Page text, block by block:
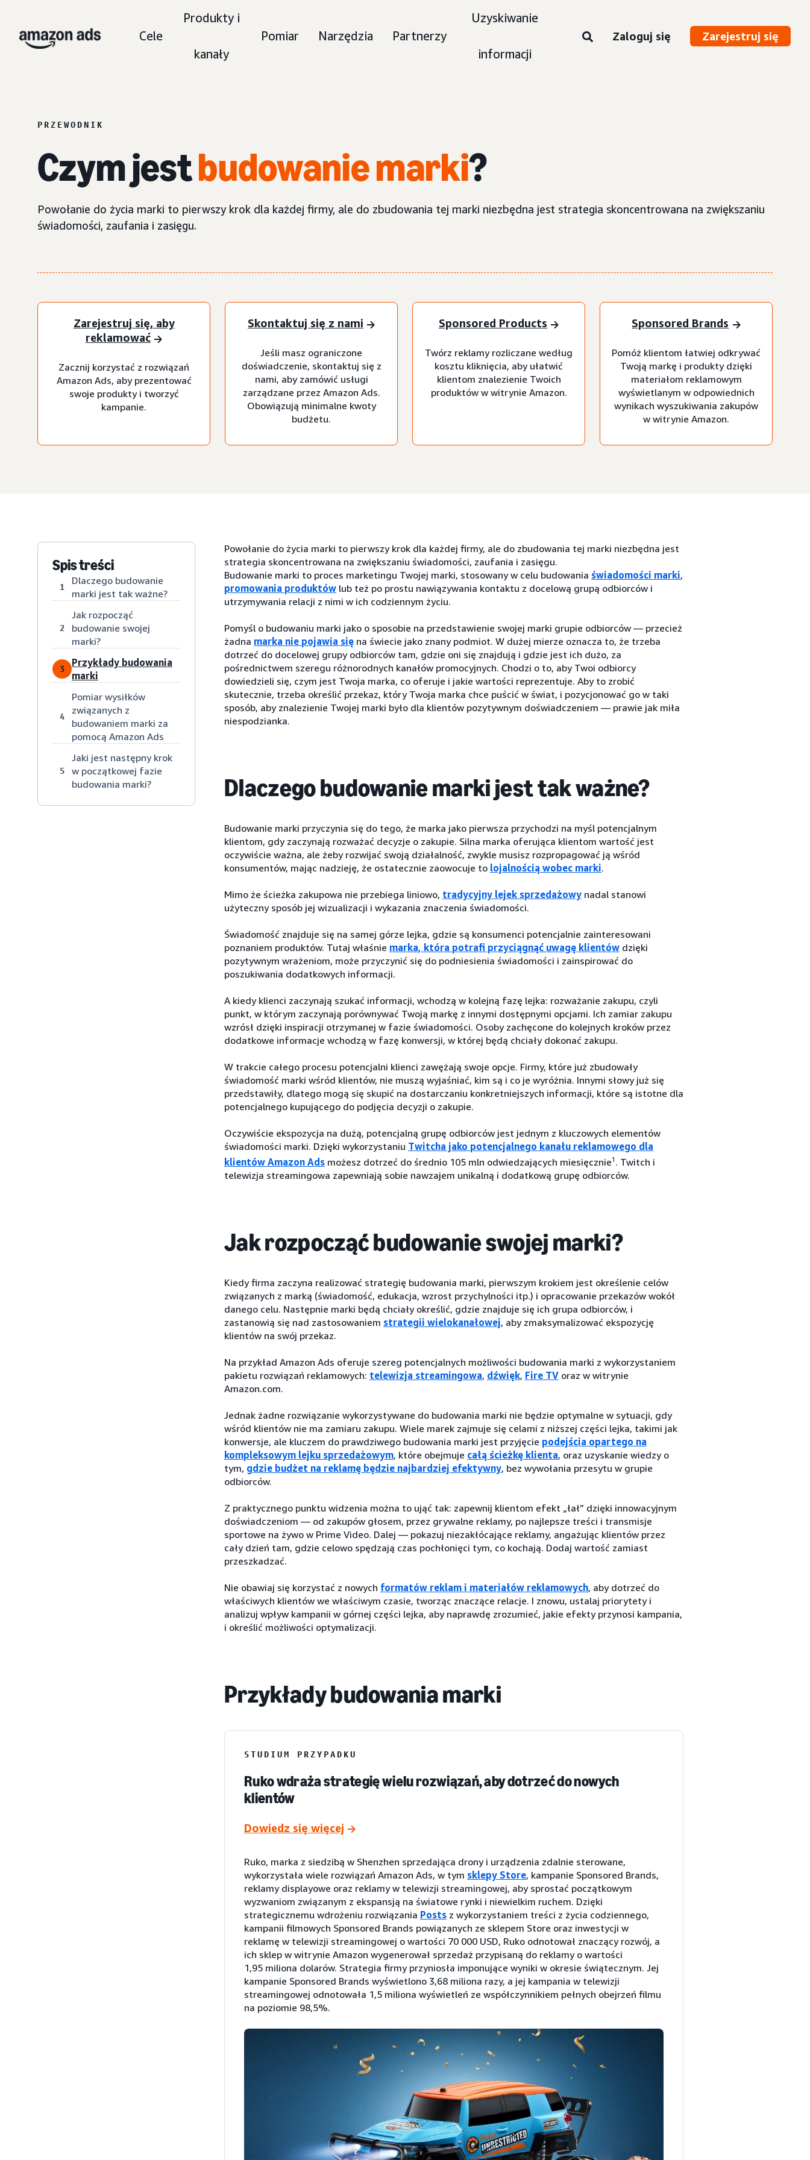
Cele
Produkty i
kanały
Pomiar Narzędzia Partnerzy
Uzyskiwanie
informacji
Zaloguj się Zarejestruj się
PRZEWODNIK
Czym jestbudowanie marki?
Powołanie do życia marki to pierwszy krok dla każdej firmy, ale do zbudowania tej marki niezbędna jest strategia skoncentrowana na zwiększaniu
świadomości, zaufania i zasięgu.
Zarejestruj się, aby
reklamować
Zacznij korzystać z rozwiązań
Amazon Ads, aby prezentować
swoje produkty i tworzyć
kampanie.
Skontaktuj się z nami
Jeśli masz ograniczone
doświadczenie, skontaktuj się z
nami, aby zamówić usługi
zarządzane przez Amazon Ads.
Obowiązują minimalne kwoty
budżetu.
Sponsored Products
Twórz reklamy rozliczane według
kosztu kliknięcia, aby ułatwić
klientom znalezienie Twoich
produktów w witrynie Amazon.
Sponsored Brands
Pomóż klientom łatwiej odkrywać
Twoją markę i produkty dzięki
materiałom reklamowym
wyświetlanym w odpowiednich
wynikach wyszukiwania zakupów
w witrynie Amazon.
Spis treści
1
Dlaczego budowanie
marki jest tak ważne?
2
Jak rozpocząć
budowanie swojej
marki?
3
Przykłady budowania
marki
4
Pomiar wysiłków
związanych z
budowaniem marki za
pomocą Amazon Ads
5
Jaki jest następny krok
w początkowej fazie
budowania marki?
Powołanie do życia marki to pierwszy krok dla każdej firmy, ale do zbudowania tej marki niezbędna jest
strategia skoncentrowana na zwiększaniu świadomości, zaufania i zasięgu.
Budowanie marki to proces marketingu Twojej marki, stosowany w celu budowania świadomości marki,
promowania produktów lub też po prostu nawiązywania kontaktu z docelową grupą odbiorców i
utrzymywania relacji z nimi w ich codziennym życiu.
Pomyśl o budowaniu marki jako o sposobie na przedstawienie swojej marki grupie odbiorców — przecież
żadna marka nie pojawia się na świecie jako znany podmiot. W dużej mierze oznacza to, że trzeba
dotrzeć do docelowej grupy odbiorców tam, gdzie oni się znajdują i gdzie jest ich dużo, za
pośrednictwem szeregu różnorodnych kanałów promocyjnych. Chodzi o to, aby Twoi odbiorcy
dowiedzieli się, czym jest Twoja marka, co oferuje i jakie wartości reprezentuje. Aby to zrobić
skutecznie, trzeba określić przekaz, który Twoja marka chce puścić w świat, i pozycjonować go w taki
sposób, aby znalezienie Twojej marki było dla klientów pozytywnym doświadczeniem — prawie jak miła
niespodzianka.
Dlaczego budowanie marki jest tak ważne?
Budowanie marki przyczynia się do tego, że marka jako pierwsza przychodzi na myśl potencjalnym
klientom, gdy zaczynają rozważać decyzje o zakupie. Silna marka oferująca klientom wartość jest
oczywiście ważna, ale żeby rozwijać swoją działalność, zwykle musisz rozpropagować ją wśród
konsumentów, mając nadzieję, że ostatecznie zaowocuje to lojalnością wobec marki.
Mimo że ścieżka zakupowa nie przebiega liniowo, tradycyjny lejek sprzedażowy nadal stanowi
użyteczny sposób jej wizualizacji i wykazania znaczenia świadomości.
Świadomość znajduje się na samej górze lejka, gdzie są konsumenci potencjalnie zainteresowani
poznaniem produktów. Tutaj właśnie marka, która potrafi przyciągnąć uwagę klientów dzięki
pozytywnym wrażeniom, może przyczynić się do podniesienia świadomości i zainspirować do
poszukiwania dodatkowych informacji.
A kiedy klienci zaczynają szukać informacji, wchodzą w kolejną fazę lejka: rozważanie zakupu, czyli
punkt, w którym zaczynają porównywać Twoją markę z innymi dostępnymi opcjami. Ich zamiar zakupu
wzrósł dzięki inspiracji otrzymanej w fazie świadomości. Osoby zachęcone do kolejnych kroków przez
dodatkowe informacje wchodzą w fazę konwersji, w której będą chciały dokonać zakupu.
W trakcie całego procesu potencjalni klienci zawężają swoje opcje. Firmy, które już zbudowały
świadomość marki wśród klientów, nie muszą wyjaśniać, kim są i co je wyróżnia. Innymi słowy już się
przedstawiły, dlatego mogą się skupić na dostarczaniu konkretniejszych informacji, które są istotne dla
potencjalnego kupującego do podjęcia decyzji o zakupie.
Oczywiście ekspozycja na dużą, potencjalną grupę odbiorców jest jednym z kluczowych elementów
świadomości marki. Dzięki wykorzystaniu Twitcha jako potencjalnego kanału reklamowego dla
klientów Amazon Ads możesz dotrzeć do średnio 105 mln odwiedzających miesięcznie1 . Twitch i
telewizja streamingowa zapewniają sobie nawzajem unikalną i dodatkową grupę odbiorców.
Jak rozpocząć budowanie swojej marki?
Kiedy firma zaczyna realizować strategię budowania marki, pierwszym krokiem jest określenie celów
związanych z marką (świadomość, edukacja, wzrost przychylności itp.) i opracowanie przekazów wokół
danego celu. Następnie marki będą chciały określić, gdzie znajduje się ich grupa odbiorców, i
zastanowią się nad zastosowaniem strategii wielokanałowej, aby zmaksymalizować ekspozycję
klientów na swój przekaz.
Na przykład Amazon Ads oferuje szereg potencjalnych możliwości budowania marki z wykorzystaniem
pakietu rozwiązań reklamowych: telewizja streamingowa, dźwięk, Fire TV oraz w witrynie
Amazon.com.
Jednak żadne rozwiązanie wykorzystywane do budowania marki nie będzie optymalne w sytuacji, gdy
wśród klientów nie ma zamiaru zakupu. Wiele marek zajmuje się celami z niższej części lejka, takimi jak
konwersje, ale kluczem do prawdziwego budowania marki jest przyjęcie podejścia opartego na
kompleksowym lejku sprzedażowym, które obejmuje całą ścieżkę klienta, oraz uzyskanie wiedzy o
tym, gdzie budżet na reklamę będzie najbardziej efektywny, bez wywołania przesytu w grupie
odbiorców.
Z praktycznego punktu widzenia można to ująć tak: zapewnij klientom efekt „łał” dzięki innowacyjnym
doświadczeniom — od zakupów głosem, przez grywalne reklamy, po najlepsze treści i transmisje
sportowe na żywo w Prime Video. Dalej — pokazuj niezakłócające reklamy, angażując klientów przez
cały dzień tam, gdzie celowo spędzają czas pochłonięci tym, co kochają. Dodaj wartość zamiast
przeszkadzać.
Nie obawiaj się korzystać z nowych formatów reklam i materiałów reklamowych, aby dotrzeć do
właściwych klientów we właściwym czasie, tworząc znaczące relacje. I znowu, ustalaj priorytety i
analizuj wpływ kampanii w górnej części lejka, aby naprawdę zrozumieć, jakie efekty przynosi kampania,
i określić możliwości optymalizacji.
Przykłady budowania marki
STUDIUM PRZYPADKU
Ruko wdraża strategię wielu rozwiązań, aby dotrzeć do nowych
klientów
Dowiedz się więcej
Ruko, marka z siedzibą w Shenzhen sprzedająca drony i urządzenia zdalnie sterowane,
wykorzystała wiele rozwiązań Amazon Ads, w tym sklepy Store, kampanie Sponsored Brands,
reklamy displayowe oraz reklamy w telewizji streamingowej, aby sprostać początkowym
wyzwaniom związanym z ekspansją na światowe rynki i niewielkim ruchem. Dzięki
strategicznemu wdrożeniu rozwiązania Posts z wykorzystaniem treści z życia codziennego,
kampanii filmowych Sponsored Brands powiązanych ze sklepem Store oraz inwestycji w
reklamę w telewizji streamingowej o wartości 70 000 USD, Ruko odnotował znaczący rozwój, a
ich sklep w witrynie Amazon wygenerował sprzedaż przypisaną do reklamy o wartości
1,95 miliona dolarów. Strategia firmy przyniosła imponujące wyniki w okresie świątecznym. Jej
kampanie Sponsored Brands wyświetlono 3,68 miliona razy, a jej kampania w telewizji
streamingowej odnotowała 1,5 miliona wyświetleń ze współczynnikiem pełnych obejrzeń filmu
na poziomie 98,5%.